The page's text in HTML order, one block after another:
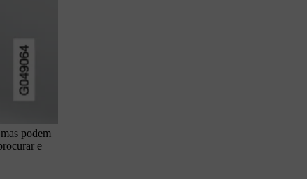
podem
e